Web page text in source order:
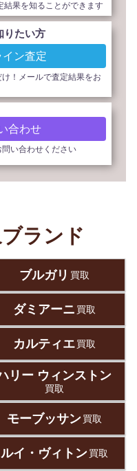
結果を知ることができます
りたい方
イン査定
！メールで査定結果をお
合わせ
い合わせください
ランド
ブルガリ 買取
ダミアーニ 買取
カルティエ 買取
リー ウィンストン
買取
モーブッサン 買取
ルイ・ヴィトン 買取